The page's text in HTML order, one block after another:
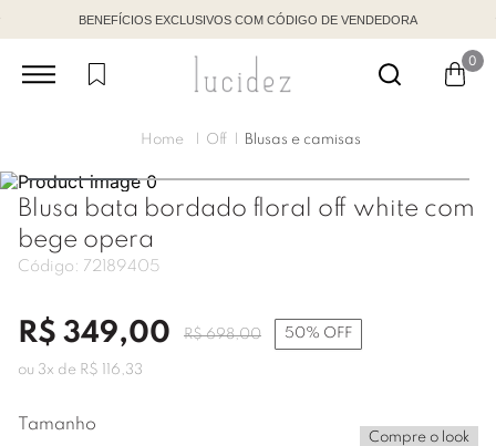
BENEFÍCIOS EXCLUSIVOS COM CÓDIGO DE VENDEDORA
0
Off Blusas e camisas
Blusa bata bordado floral off white com
bege opera
Código: 72189405
R$ 349,00 R$ 698,00 50% OFF
ou 3x de R$ 116 ,33
Tamanho
Compre o look